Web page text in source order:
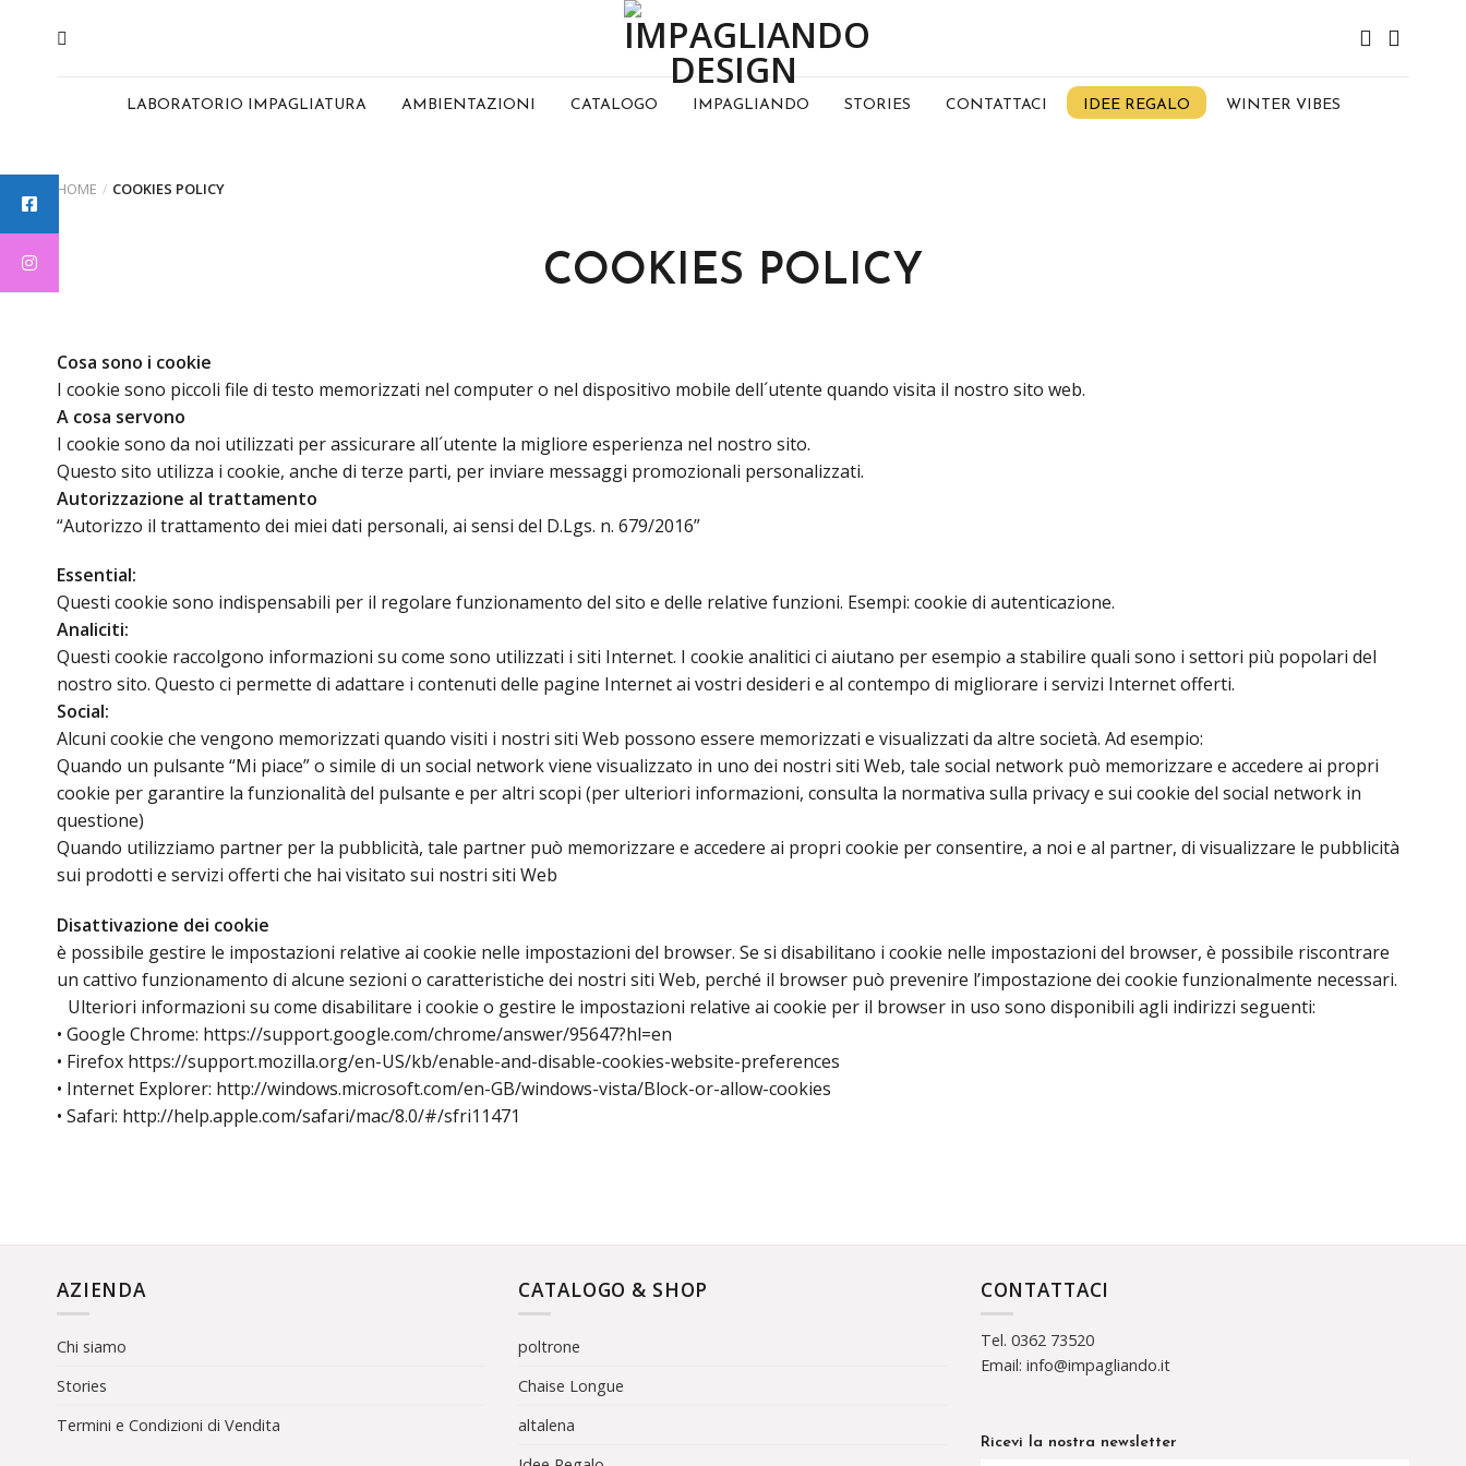
LABORATORIO IMPAGLIATURA AMBIENTAZIONI CATALOGO IMPAGLIANDO STORIES CONTATTACI IDEE REGALO WINTER VIBES
HOME / COOKIES POLICY
COOKIES POLICY
Cosa sono i cookie
I cookie sono piccoli file di testo memorizzati nel computer o nel dispositivo mobile dell´utente quando visita il nostro sito web.
A cosa servono
I cookie sono da noi utilizzati per assicurare all´utente la migliore esperienza nel nostro sito.
Questo sito utilizza i cookie, anche di terze parti, per inviare messaggi promozionali personalizzati.
Autorizzazione al trattamento
“Autorizzo il trattamento dei miei dati personali, ai sensi del D.Lgs. n. 679/2016”
Essential:
Questi cookie sono indispensabili per il regolare funzionamento del sito e delle relative funzioni. Esempi: cookie di autenticazione.
Analiciti:
Questi cookie raccolgono informazioni su come sono utilizzati i siti Internet. I cookie analitici ci aiutano per esempio a stabilire quali sono i settori più popolari del
nostro sito. Questo ci permette di adattare i contenuti delle pagine Internet ai vostri desideri e al contempo di migliorare i servizi Internet offerti.
Social:
Alcuni cookie che vengono memorizzati quando visiti i nostri siti Web possono essere memorizzati e visualizzati da altre società. Ad esempio:
Quando un pulsante “Mi piace” o simile di un social network viene visualizzato in uno dei nostri siti Web, tale social network può memorizzare e accedere ai propri
cookie per garantire la funzionalità del pulsante e per altri scopi (per ulteriori informazioni, consulta la normativa sulla privacy e sui cookie del social network in
questione)
Quando utilizziamo partner per la pubblicità, tale partner può memorizzare e accedere ai propri cookie per consentire, a noi e al partner, di visualizzare le pubblicità
sui prodotti e servizi offerti che hai visitato sui nostri siti Web
Disattivazione dei cookie
è possibile gestire le impostazioni relative ai cookie nelle impostazioni del browser. Se si disabilitano i cookie nelle impostazioni del browser, è possibile riscontrare
un cattivo funzionamento di alcune sezioni o caratteristiche dei nostri siti Web, perché il browser può prevenire l’impostazione dei cookie funzionalmente necessari.
Ulteriori informazioni su come disabilitare i cookie o gestire le impostazioni relative ai cookie per il browser in uso sono disponibili agli indirizzi seguenti:
• Google Chrome: https://support.google.com/chrome/answer/95647?hl=en
• Firefox https://support.mozilla.org/en-US/kb/enable-and-disable-cookies-website-preferences
• Internet Explorer: http://windows.microsoft.com/en-GB/windows-vista/Block-or-allow-cookies
• Safari: http://help.apple.com/safari/mac/8.0/#/sfri11471
AZIENDA
Chi siamo
Stories
Termini e Condizioni di Vendita
CATALOGO & SHOP
poltrone
Chaise Longue
altalena
CONTATTACI
Tel. 0362 73520
Email: info@impagliando.it
Ricevi la nostra newsletter